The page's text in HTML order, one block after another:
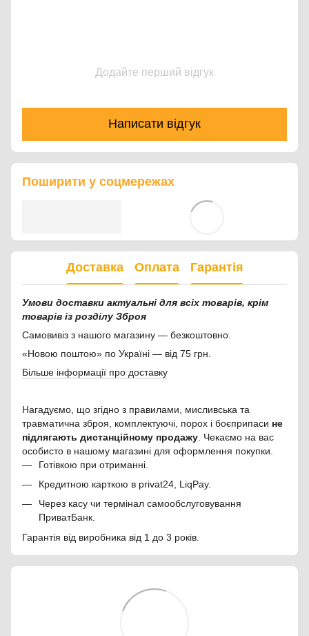
Додайте перший відгук
Написати відгук
Поширити у соцмережах
Доставка Оплата Гарантія
Умови доставки актуальні для всіх товарів, крім
товарів із розділу Зброя
Самовивіз з нашого магазину — безкоштовно.
«Новою поштою» по Україні — від 75 грн.
Більше інформації про доставку
Нагадуємо, що згідно з правилами, мисливська та
травматична зброя, комплектуючі, порох і боєприпаси не
підлягають дистанційному продажу . Чекаємо на вас
особисто в нашому магазині для оформлення покупки.
Готівкою при отриманні.
Кредитною карткою в privat24, LiqPay.
Через касу чи термінал самообслуговування
ПриватБанк.
Гарантія від виробника від 1 до 3 років.